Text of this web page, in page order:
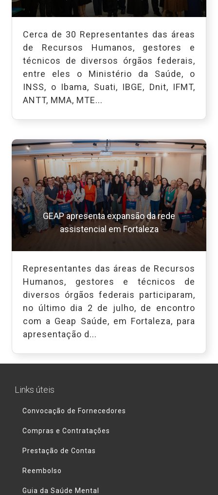
Cerca de 30 Representantes das áreas
de Recursos Humanos, gestores e
técnicos de diversos órgãos federais,
entre eles o Ministério da Saúde, o
INSS, o Ibama, Suati, IBGE, Dnit, IFMT,
ANTT, MMA, MTE...
GEAP apresenta expansão da rede
assistencial em Fortaleza
Representantes das áreas de Recursos
Humanos, gestores e técnicos de
diversos órgãos federais participaram,
no último dia 2 de julho, de encontro
com a Geap Saúde, em Fortaleza, para
apresentação d...
Links úteis
Convocação de Fornecedores
Compras e Contratações
Prestação de Contas
Reembolso
Guia da Saúde Mental